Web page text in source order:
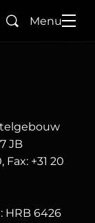
BuscarMenu
JB
+31 20
HRB 6426